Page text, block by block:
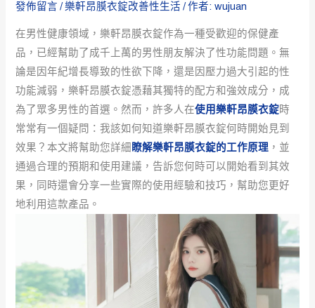
發佈留言 /樂軒昂膜衣錠改善性生活 / 作者:wujuan
在男性健康領域，樂軒昂膜衣錠作為一種受歡迎的保健產
品，已經幫助了成千上萬的男性朋友解決了性功能問題。無
論是因年紀增長導致的性欲下降，還是因壓力過大引起的性
功能減弱，樂軒昂膜衣錠憑藉其獨特的配方和強效成分，成
為了眾多男性的首選。然而，許多人在使用樂軒昂膜衣錠時
常常有一個疑問：我該如何知道樂軒昂膜衣錠何時開始見到
效果？本文將幫助您詳細 瞭解樂軒昂膜衣錠的工作原理 ，並
通過合理的預期和使用建議，告訴您何時可以開始看到其效
果，同時還會分享一些實際的使用經驗和技巧，幫助您更好
地利用這款產品。